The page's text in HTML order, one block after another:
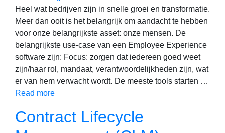
Heel wat bedrijven zijn in snelle groei en transformatie.
Meer dan ooit is het belangrijk om aandacht te hebben
voor onze belangrijkste asset: onze mensen. De
belangrijkste use-case van een Employee Experience
software zijn: Focus: zorgen dat iedereen goed weet
zijn/haar rol, mandaat, verantwoordelijkheden zijn, wat
er van hem verwacht wordt. De meeste tools starten …
Read more
Contract Lifecycle